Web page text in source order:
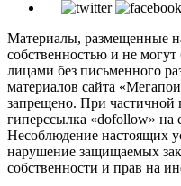
Материалы, размещенные
собственностью и не
лицами без письменного
материалов сайта
запрещено. При частичной
гиперссылка «dofollow» на
Несоблюдение настоящих
нарушение защищаемых
собственности и прав на